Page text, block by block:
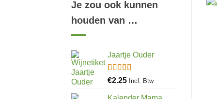
Je zou ook kunnen
houden van …
Jaartje Ouder
Gewaardeerd
gebaseerd
29
€2.25 Incl. Btw